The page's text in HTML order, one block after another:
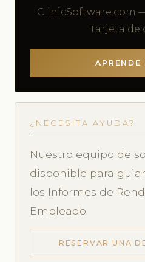
ClinicSoftware.com
tarjeta de
APRENDE
¿NECESITA AYUDA?
Nuestro equipo de
disponible para
los Informes de
Empleado.
RESERVAR UNA